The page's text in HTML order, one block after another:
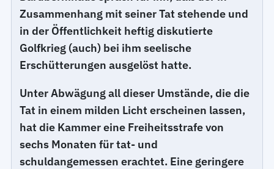
Zusammenhang mit seiner Tat stehende und
in der Öffentlichkeit heftig diskutierte
Golfkrieg (auch) bei ihm seelische
Erschütterungen ausgelöst hatte.
Unter Abwägung all dieser Umstände, die die
Tat in einem milden Licht erscheinen lassen,
hat die Kammer eine Freiheitsstrafe von
sechs Monaten für tat- und
schuldangemessen erachtet. Eine geringere